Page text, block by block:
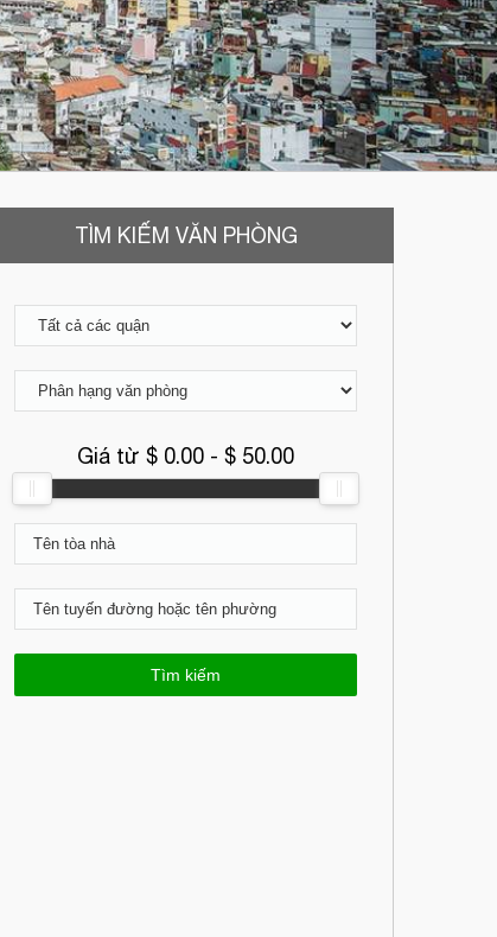
TÌM KIẾM VĂN PHÒNG
Giá từ $ 0.00 - $ 50.00